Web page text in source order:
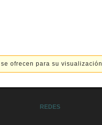
ofrecen para su visualización
REDES